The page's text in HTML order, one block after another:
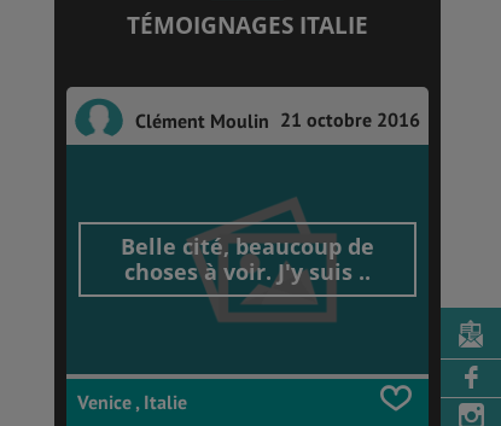
TÉMOIGNAGES ITALIE
Clément Moulin 21 octobre 2016
Belle cité, beaucoup de
choses à voir. J'y suis ..
Venice , Italie